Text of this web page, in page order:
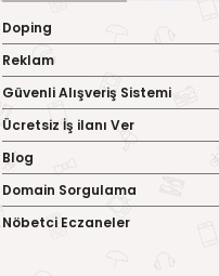
Doping
Reklam
Güvenli Alışveriş Sistemi
Ücretsiz İş ilanı Ver
Blog
Domain Sorgulama
Nöbetci Eczaneler